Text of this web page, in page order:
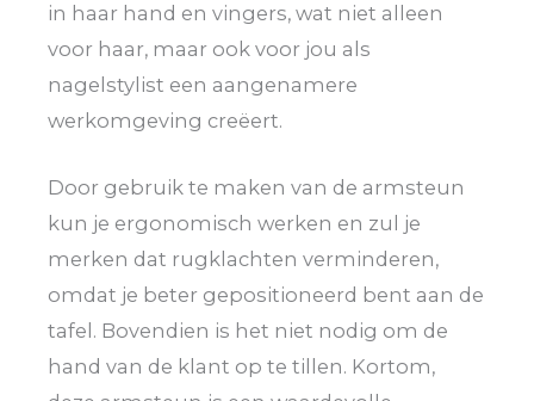
in haar hand en vingers, wat niet alleen
voor haar, maar ook voor jou als
nagelstylist een aangenamere
werkomgeving creëert.
Door gebruik te maken van de armsteun
kun je ergonomisch werken en zul je
merken dat rugklachten verminderen,
omdat je beter gepositioneerd bent aan de
tafel. Bovendien is het niet nodig om de
hand van de klant op te tillen. Kortom,